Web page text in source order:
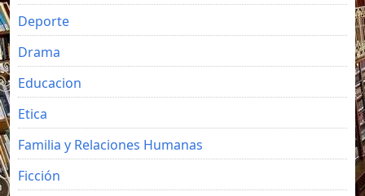
Deporte
Drama
Educacion
Etica
Familia y Relaciones Humanas
Ficción